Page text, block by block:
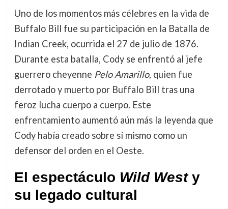
Uno de los momentos más célebres en la vida de
Buffalo Bill fue su participación en la Batalla de
Indian Creek, ocurrida el 27 de julio de 1876.
Durante esta batalla, Cody se enfrentó al jefe
guerrero cheyenne Pelo Amarillo, quien fue
derrotado y muerto por Buffalo Bill tras una
feroz lucha cuerpo a cuerpo. Este
enfrentamiento aumentó aún más la leyenda que
Cody había creado sobre sí mismo como un
defensor del orden en el Oeste.
El espectáculo Wild Westy
su legado cultural